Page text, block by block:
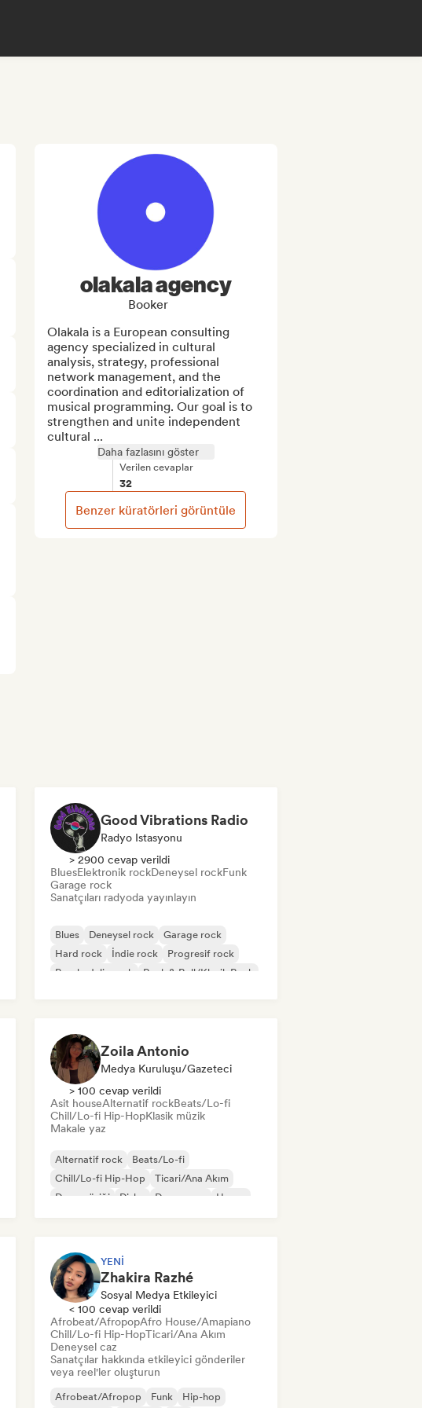
olakala agency
Booker
Olakala is a European consulting
agency specialized in cultural
analysis, strategy, professional
network management, and the
coordination and editorialization of
musical programming. Our goal is to
strengthen and unite independent
cultural ...
Daha fazlasını göster
Verilen cevaplar
32
Benzer küratörleri görüntüle
Good Vibrations Radio
Radyo Istasyonu
> 2900 cevap verildi
BluesElektronik rockDeneysel rockFunk
Garage rock
Sanatçıları radyoda yayınlayın
Blues Deneysel rock
Garage rock
Hard rock
İndie rock
Progresif rock
Psychedelic rock
Rock & Roll/Klasik Rock
Zoila Antonio
Medya Kuruluşu/Gazeteci
> 100 cevap verildi
Asit houseAlternatif rockBeats/Lo-fi
Chill/Lo-fi Hip-HopKlasik müzik
Makale yaz
Alternatif rock
Beats/Lo-fi
Chill/Lo-fi Hip-Hop
Ticari/Ana Akım
Dans müziği
Disko Dream pop House
YENI
Zhakira Razhé
Sosyal Medya Etkileyici
< 100 cevap verildi
Afrobeat/AfropopAfro House/Amapiano
Chill/Lo-fi Hip-HopTicari/Ana Akım
Deneysel caz
Sanatçılar hakkında etkileyici gönderiler
veya reel'ler oluşturun
Afrobeat/Afropop Funk Hip-hop